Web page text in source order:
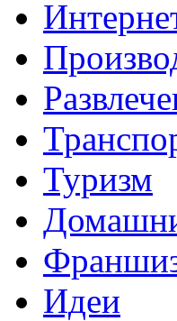
Туризм
Идеи